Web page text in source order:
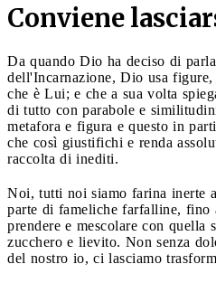
Conviene
Da quando Dio ha deciso di
dell'Incarnazione, Dio usa
che è Lui; e che a sua volta
di tutto con parabole e
metafora e figura e questo in
che così giustifichi e renda
raccolta di inediti.
Noi, tutti noi siamo farina inerte
parte di fameliche farfalline, fino
prendere e mescolare con quella
zucchero e lievito. Non senza
del nostro io, ci lasciamo